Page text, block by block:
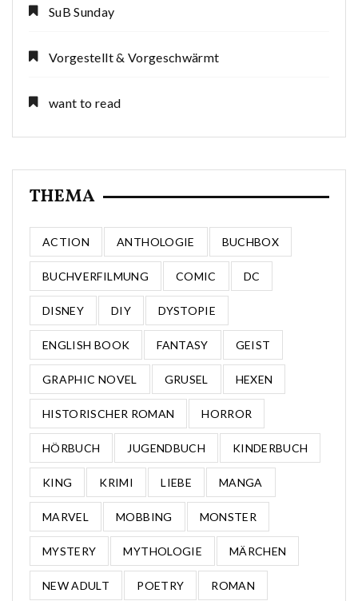
SuB Sunday
Vorgestellt & Vorgeschwärmt
want to read
THEMA
ACTION ANTHOLOGIE BUCHBOX
BUCHVERFILMUNG COMIC DC
DISNEY DIY DYSTOPIE
ENGLISH BOOK FANTASY GEIST
GRAPHIC NOVEL GRUSEL HEXEN
HISTORISCHER ROMAN HORROR
HÖRBUCH JUGENDBUCH KINDERBUCH
KING KRIMI LIEBE MANGA
MARVEL MOBBING MONSTER
MYSTERY MYTHOLOGIE MÄRCHEN
NEW ADULT POETRY ROMAN